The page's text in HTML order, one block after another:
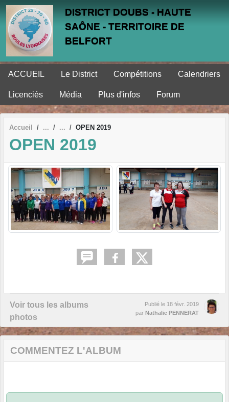
DISTRICT DOUBS - HAUTE
SAÔNE - TERRITOIRE DE
BELFORT
ACCUEIL Le District Compétitions Calendriers
Licenciés Média Plus d'infos Forum
Accueil OPEN 2019
OPEN 2019
Voir tous les albums
photos
Publié le 18 févr. 2019
par Nathalie PENNERAT
COMMENTEZ L'ALBUM
Panneau de gestion des cookies